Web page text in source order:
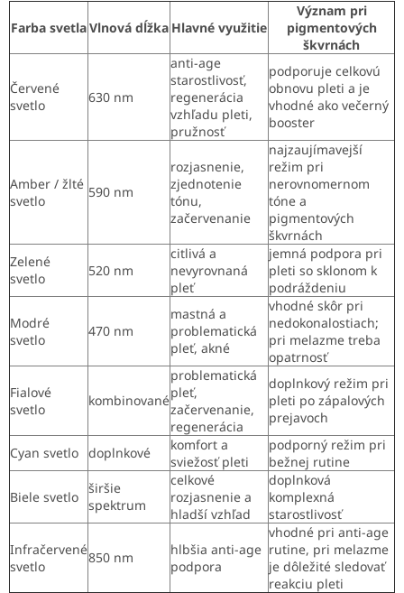
Farba svetlaVlnová dĺžka Hlavné využitie
Význam pri
pigmentových
škvrnách
Červené
svetlo
630 nm
anti-age
starostlivosť,
regenerácia
vzhľadu pleti,
pružnosť
podporuje celkovú
obnovu pleti a je
vhodné ako večerný
booster
Amber / žlté
svetlo
590 nm
rozjasnenie,
zjednotenie
tónu,
začervenanie
najzaujímavejší
režim pri
nerovnomernom
tóne a
pigmentových
škvrnách
Zelené
svetlo
520 nm
citlivá a
nevyrovnaná
pleť
jemná podpora pri
pleti so sklonom k
podráždeniu
Modré
svetlo
470 nm
mastná a
problematická
pleť, akné
vhodné skôr pri
nedokonalostiach;
pri melazme treba
opatrnosť
Fialové
svetlo
kombinované
problematická
pleť,
začervenanie,
regenerácia
doplnkový režim pri
pleti po zápalových
prejavoch
Cyan svetlo doplnkové
komfort a
sviežosť pleti
podporný režim pri
bežnej rutine
Biele svetlo
širšie
spektrum
celkové
rozjasnenie a
hladší vzhľad
doplnková
komplexná
starostlivosť
Infračervené
svetlo
850 nm
hlbšia anti-age
podpora
vhodné pri anti-age
rutine, pri melazme
je dôležité sledovať
reakciu pleti